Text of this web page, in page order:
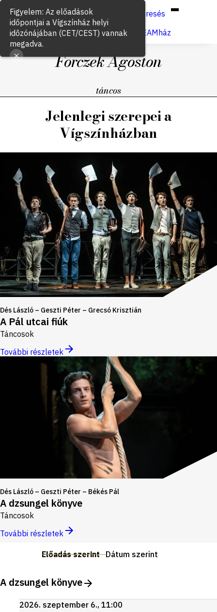
Keresés
Jegyvásárlás
VígSTREAMház
Forczek Ágoston
táncos
Jelenlegi szerepei a
Vígszínházban
Dés László – Geszti Péter – Grecsó Krisztián
A Pál utcai fiúk
Táncosok
További részletek
Dés László – Geszti Péter – Békés Pál
A dzsungel könyve
Táncosok
További részletek
Előadás szerint Dátum szerint
A dzsungel könyve
2026. szeptember 6., 11:00
Figyelem: Az előadások
időpontjai a Vígszínház helyi
időzónájában (CET/CEST) vannak
megadva.